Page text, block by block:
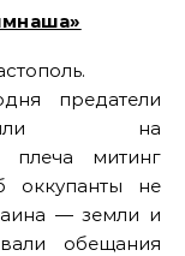
предатели
на
митинг
оккупанты не
— земли и
обещания